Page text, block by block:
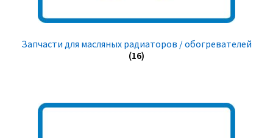
Запчасти для масляных радиаторов / обогревателей
(16)